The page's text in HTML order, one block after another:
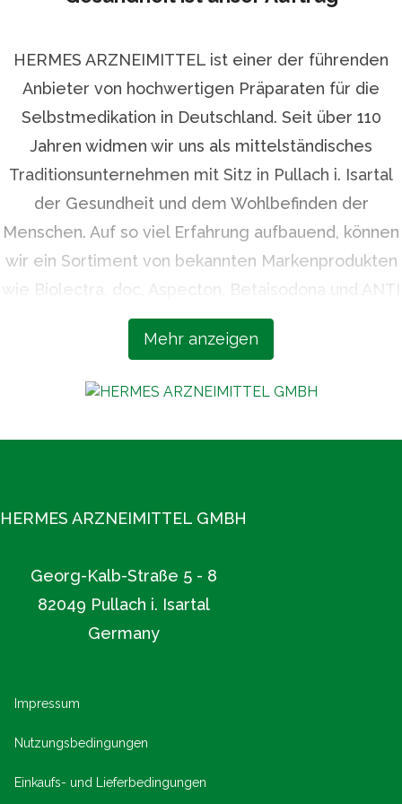
Mehr anzeigen
HERMES ARZNEIMITTEL ist einer der führenden
Anbieter von hochwertigen Präparaten für die
Selbstmedikation in Deutschland. Seit über 110
Jahren widmen wir uns als mittelständisches
Traditionsunternehmen mit Sitz in Pullach i. Isartal
der Gesundheit und dem Wohlbefinden der
Menschen. Auf so viel Erfahrung aufbauend, können
wir ein Sortiment von bekannten Markenprodukten
wie Biolectra, doc, Aspecton, Betaisodona und ANTI
BRUMM bieten, die höchsten Qualitätsansprüchen
und neuesten wissenschaftlichen Erkenntnissen
HERMES ARZNEIMITTEL GMBH
Georg-Kalb-Straße 5 - 8
82049 Pullach i. Isartal
Germany